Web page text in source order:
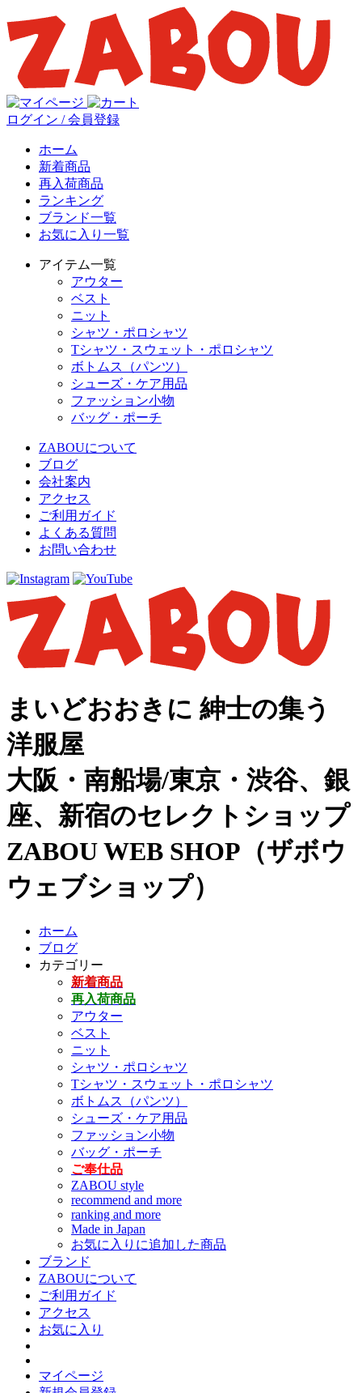
ログイン / 会員登録
ホーム
新着商品
再入荷商品
ランキング
ブランド一覧
お気に入り一覧
アイテム一覧
アウター
ベスト
ニット
シャツ・ポロシャツ
Tシャツ・スウェット・ポロシャツ
ボトムス（パンツ）
シューズ・ケア用品
ファッション小物
バッグ・ポーチ
ZABOUについて
ブログ
会社案内
アクセス
ご利用ガイド
よくある質問
お問い合わせ
まいどおおきに 紳士の集う
洋服屋
大阪・南船場/東京・渋谷、銀
座、新宿のセレクトショップ
ZABOU WEB SHOP（ザボウ
ウェブショップ）
ホーム
ブログ
カテゴリー
新着商品
再入荷商品
アウター
ベスト
ニット
シャツ・ポロシャツ
Tシャツ・スウェット・ポロシャツ
ボトムス（パンツ）
シューズ・ケア用品
ファッション小物
バッグ・ポーチ
ご奉仕品
ZABOU style
recommend and more
ranking and more
Made in Japan
お気に入りに追加した商品
ブランド
ZABOUについて
ご利用ガイド
アクセス
お気に入り
マイページ